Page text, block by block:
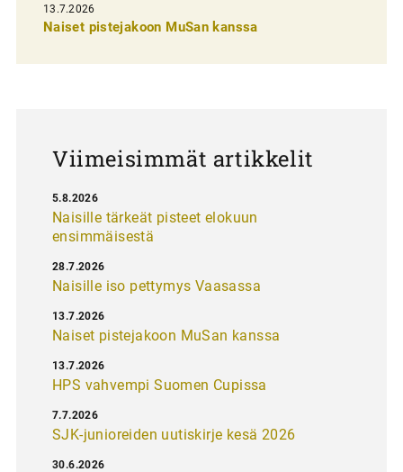
e
13.7.2026
Naiset pistejakoon MuSan kanssa
Viimeisimmät artikkelit
Naisille tärkeät pisteet elokuun
ensimmäisestä
5.8.2026
Naisille iso pettymys Vaasassa
28.7.2026
Naiset pistejakoon MuSan kanssa
13.7.2026
HPS vahvempi Suomen Cupissa
13.7.2026
SJK-junioreiden uutiskirje kesä 2026
7.7.2026
30.6.2026